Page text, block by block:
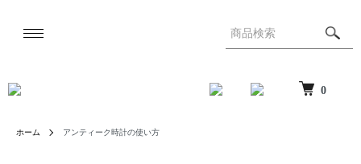
0
ホーム アンティーク時計の使い方